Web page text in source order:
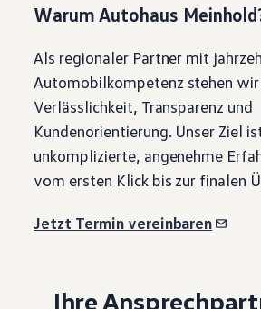
Pannen- und Unfallhilfe
Warum Autohaus
Als regionaler Partner mit
Automobilkompetenz stehen
Verlässlichkeit, Transparenz und
Kundenorientierung. Unser Ziel
unkomplizierte, angenehme
vom ersten Klick bis zur finalen
Jetzt Termin vereinbaren
Ihre